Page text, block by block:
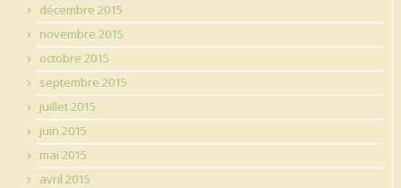
décembre 2015
novembre 2015
octobre 2015
septembre 2015
juillet 2015
juin 2015
mai 2015
avril 2015